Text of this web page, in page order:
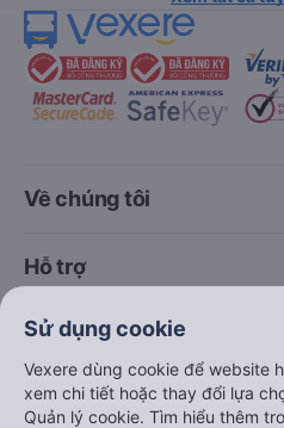
Về chúng tôi
Hỗ trợ
Trở thành đối tác
Đối tác thanh toán
Sử dụng cookie
Vexere dùng cookie để website
xem chi tiết hoặc thay đổi lựa
Quản lý cookie. Tìm hiểu thêm